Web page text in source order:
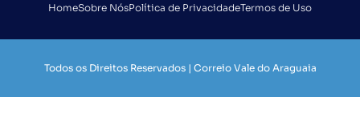
HomeSobre NósPolítica de PrivacidadeTermos de Uso
Todos os Direitos Reservados | Correio Vale do Araguaia